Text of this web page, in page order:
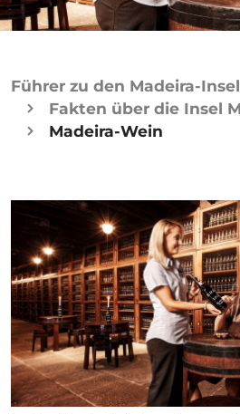
Führer zu den Madeira-
Fakten über die Insel
Madeira-Wein